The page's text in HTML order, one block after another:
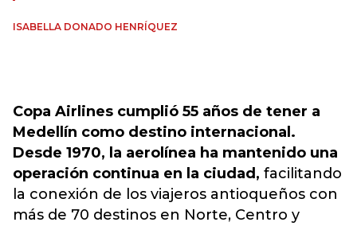
ISABELLA DONADO HENRÍQUEZ
Copa Airlines cumplió 55 años de tener a
Medellín como destino internacional.
Desde 1970, la aerolínea ha mantenido una
operación continua en la ciudad, facilitando
la conexión de los viajeros antioqueños con
más de 70 destinos en Norte, Centro y